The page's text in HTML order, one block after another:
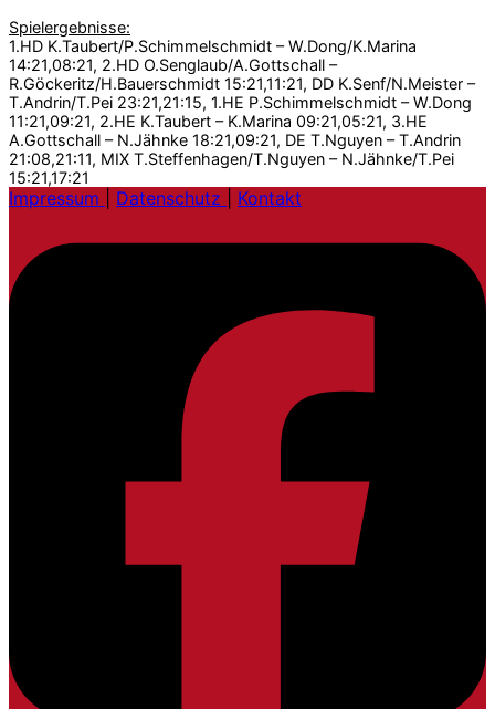
Spielergebnisse:
1.HD K.Taubert/P.Schimmelschmidt – W.Dong/K.Marina
14:21,08:21, 2.HD O.Senglaub/A.Gottschall –
R.Göckeritz/H.Bauerschmidt 15:21,11:21, DD K.Senf/N.Meister –
T.Andrin/T.Pei 23:21,21:15, 1.HE P.Schimmelschmidt – W.Dong
11:21,09:21, 2.HE K.Taubert – K.Marina 09:21,05:21, 3.HE
A.Gottschall – N.Jähnke 18:21,09:21, DE T.Nguyen – T.Andrin
21:08,21:11, MIX T.Steffenhagen/T.Nguyen – N.Jähnke/T.Pei
15:21,17:21
Impressum Datenschutz Kontakt